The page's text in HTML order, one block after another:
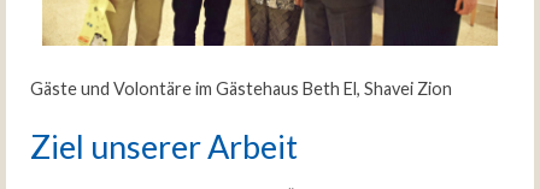
Gäste und Volontäre im Gästehaus Beth El, Shavei Zion
Ziel unserer Arbeit